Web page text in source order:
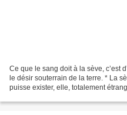
Ce que le sang doit à la sève, c’est
le désir souterrain de la terre. * La
puisse exister, elle, totalement